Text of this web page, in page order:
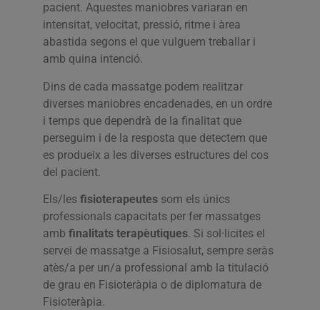
pacient. Aquestes maniobres variaran en
intensitat, velocitat, pressió, ritme i àrea
abastida segons el que vulguem treballar i
amb quina intenció.
Dins de cada massatge podem realitzar
diverses maniobres encadenades, en un ordre
i temps que dependrà de la finalitat que
perseguim i de la resposta que detectem que
es produeix a les diverses estructures del cos
del pacient.
Els/les fisioterapeutes som els únics
professionals capacitats per fer massatges
amb finalitats terapèutiques. Si sol·licites el
servei de massatge a Fisiosalut, sempre seràs
atès/a per un/a professional amb la titulació
de grau en Fisioteràpia o de diplomatura de
Fisioteràpia.